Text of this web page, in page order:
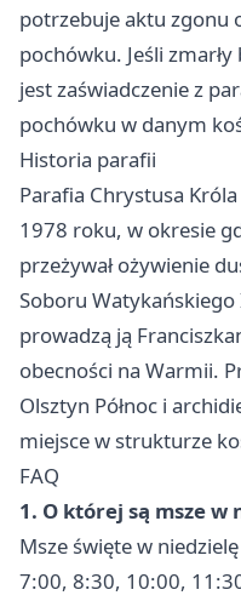
potrzebuje aktu zgonu
pochówku. Jeśli
jest zaświadczenie z
pochówku w danym
Historia parafii
Parafia Chrystusa
1978 roku, w okresie
przeżywał ożywienie
Soboru
prowadzą ją
obecności na Warmii.
Olsztyn Północ i
miejsce w strukturze
FAQ
1. O której są msze w
Msze święte w
7:00, 8:30, 10:00,